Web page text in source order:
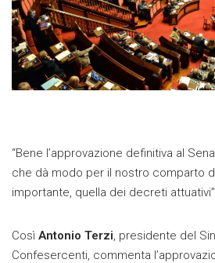
“Bene l’approvazione definitiva al
che dà modo per il nostro comparto
importante, quella dei decreti attuativi”.
Così Antonio Terzi , presidente del
Confesercenti, commenta